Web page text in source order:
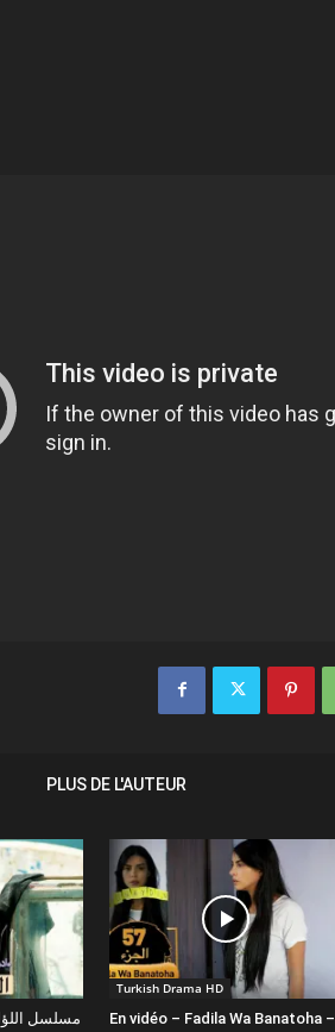
PLUS DE L'AUTEUR
Turkish Drama HD
En vidéo – Fadila Wa Banatoha –